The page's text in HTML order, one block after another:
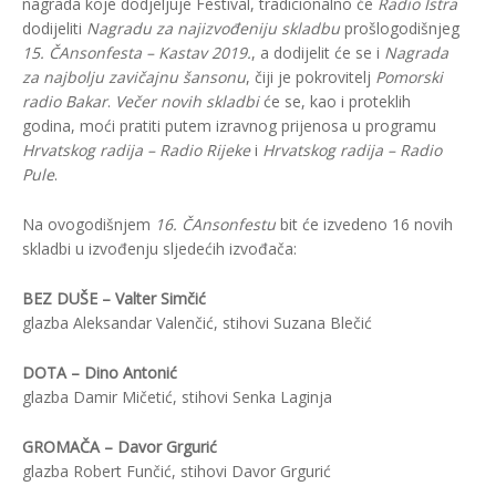
dodijeliti Nagradu za najizvođeniju skladbu prošlogodišnjeg
15. ČAnsonfesta – Kastav 2019., a dodijelit će se i Nagrada
za najbolju zavičajnu šansonu, čiji je pokrovitelj Pomorski
radio Bakar. Večer novih skladbiće se, kao i proteklih
godina, moći pratiti putem izravnog prijenosa u programu
Hrvatskog radija – Radio Rijekei Hrvatskog radija – Radio
Pule.
Na ovogodišnjem 16. ČAnsonfestu bit će izvedeno 16 novih
skladbi u izvođenju sljedećih izvođača:
BEZ DUŠE – Valter Simčić
glazba Aleksandar Valenčić, stihovi Suzana Blečić
DOTA – Dino Antonić
glazba Damir Mičetić, stihovi Senka Laginja
GROMAČA – Davor Grgurić
glazba Robert Funčić, stihovi Davor Grgurić